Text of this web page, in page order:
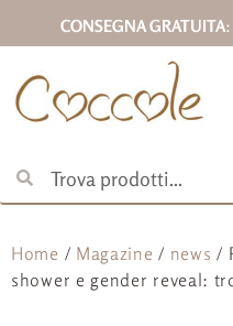
CONSEGNA GRATUITA:
Home / Magazine / news /
shower e gender reveal: